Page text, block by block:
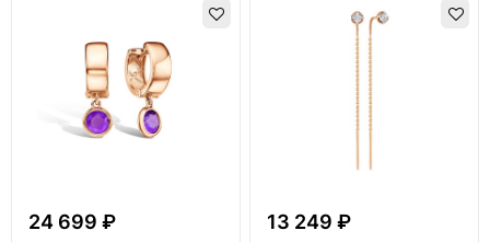
24 699 ₽ 13 249 ₽